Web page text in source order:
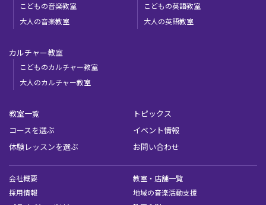
こどもの音楽教室
大人の音楽教室
こどもの英語教室
大人の英語教室
カルチャー教室
こどものカルチャー教室
大人のカルチャー教室
教室一覧
コースを選ぶ
体験レッスンを選ぶ
トピックス
イベント情報
お問い合わせ
会社概要
教室・店舗一覧
採用情報
地域の音楽活動支援